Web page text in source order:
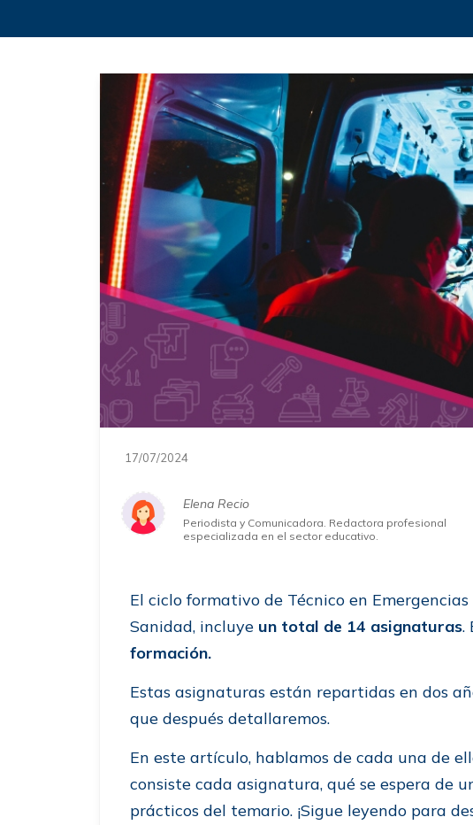
17/07/2024
Elena Recio
Periodista y Comunicadora. Redactora profesional
especializada en el sector educativo.
El ciclo formativo de Técnico en
Sanidad, incluye un total de 14 asignaturas.
formación.
Estas asignaturas están repartidas en dos
que después detallaremos.
En este artículo, hablamos de cada una de
consiste cada asignatura, qué se espera de
prácticos del temario. ¡Sigue leyendo para